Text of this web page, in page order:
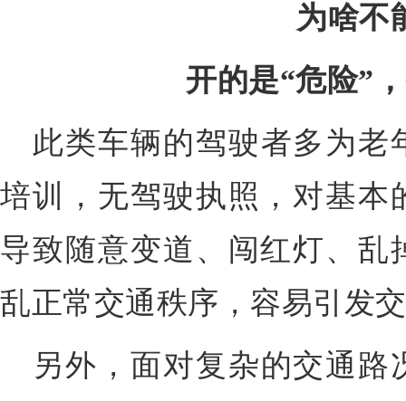
为啥不
开的是“危险”
此类车辆的驾驶者多为老
培训，无驾驶执照， 对基本
导致随意变道、闯红灯、乱
乱正常交通秩序， 容易引发
另外，面对复杂的交通